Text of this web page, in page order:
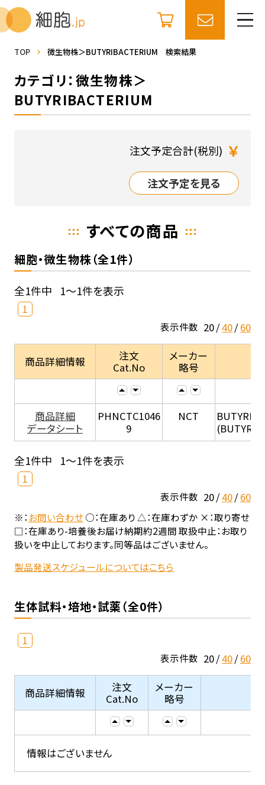
TOP 微生物株＞BUTYRIBACTERIUM 検索結果
カテゴリ：微生物株＞
BUTYRIBACTERIUM
注文予定合計(税別) ￥
注文予定を見る
すべての商品
細胞・微生物株（全1件）
全1件中 1～1件を表示
1
表示件数 20 40 60
商品詳細情報
注文
Cat.No
メーカー
略号
商品詳細
データシート
PHNCTC1046
9
NCT
全1件中 1～1件を表示
1
表示件数 20 40 60
※：お問い合わせ○：在庫あり △：在庫わずか ×：取り寄せ
□：在庫あり-培養後お届け納期約2週間 取扱中止：お取り
扱いを中止しております。同等品はございません。
製品発送スケジュールについてはこちら
生体試料・培地・試薬（全0件）
1
表示件数 20 40 60
商品詳細情報
注文
Cat.No
メーカー
略号
情報はございません